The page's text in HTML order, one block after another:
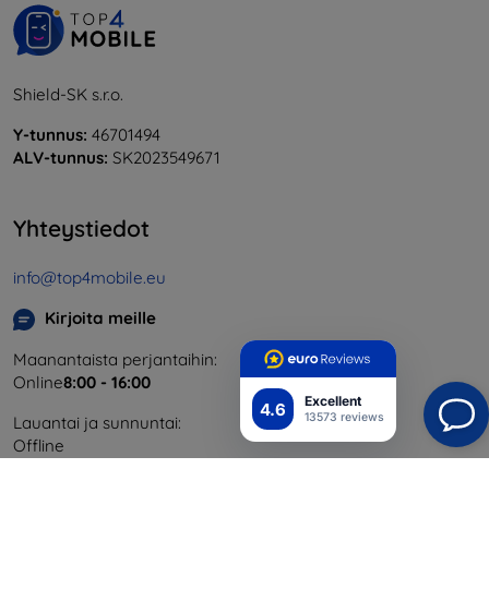
4.6 Excellent
13573 reviews
Shield-SK s.r.o.
Y-tunnus: 46701494
ALV-tunnus: SK2023549671
Yhteystiedot
info@top4mobile.eu
Kirjoita meille
Maanantaista perjantaihin:
Online8:00 - 16:00
Lauantai ja sunnuntai:
Offline